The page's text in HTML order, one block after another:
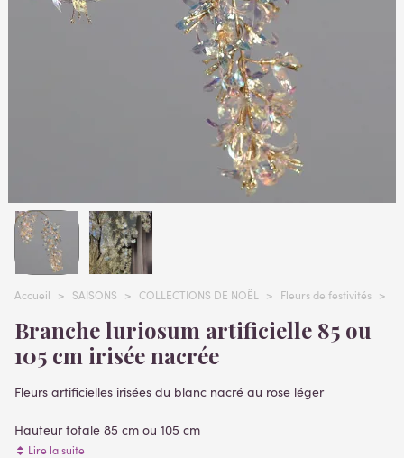
Accueil > SAISONS > COLLECTIONS DE NOËL > Fleurs de festivités >
Branche luriosum artificielle 85 ou
105 cm irisée nacrée
Fleurs artificielles irisées du blanc nacré au rose léger
Hauteur totale 85 cm ou 105 cm
Hampe florale : 43 cm ou 60 cm - Tige 37 cm ou 47 cm avant la
Lire la suite